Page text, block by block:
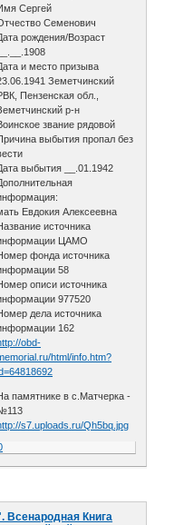
Сергей
Семенович
рождения/Возраст
__.__.1908
и место призыва
Земетчинский
Пензенская обл.,
р-н
звание рядовой
выбытия пропал без
выбытия __.01.1942
Евдокия Алексеевна
источника
ЦАМО
фонда источника
58
описи источника
977520
дела источника
162
obd-
html/info.htm?
памятнике в с.Матчерка -
s7.uploads.ru/Qh5bq.jpg
Всенародная Книга